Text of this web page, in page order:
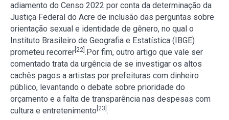
adiamento do Censo 2022 por conta da determinação da
Justiça Federal do Acre de inclusão das perguntas sobre
orientação sexual e identidade de gênero, no qual o
Instituto Brasileiro de Geografia e Estatística (IBGE)
prometeu recorrer [22] .Por fim, outro artigo que vale ser
comentado trata da urgência de se investigar os altos
cachês pagos a artistas por prefeituras com dinheiro
público, levantando o debate sobre prioridade do
orçamento e a falta de transparência nas despesas com
cultura e entretenimento [23] .